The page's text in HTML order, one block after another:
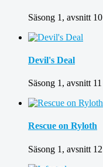
Säsong 1, avsnitt 10
Devil's Deal
Säsong 1, avsnitt 11
Rescue on Ryloth
Säsong 1, avsnitt 12